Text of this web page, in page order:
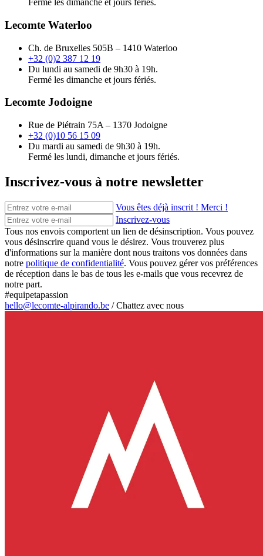
Fermé les dimanche et jours fériés.
Lecomte Waterloo
Ch. de Bruxelles 505B – 1410 Waterloo
+32 (0)2 387 12 19
Du lundi au samedi de 9h30 à 19h.
Fermé les dimanche et jours fériés.
Lecomte Jodoigne
Rue de Piétrain 75A – 1370 Jodoigne
+32 (0)10 56 15 09
Du mardi au samedi de 9h30 à 19h.
Fermé les lundi, dimanche et jours fériés.
Inscrivez-vous à notre newsletter
Vous êtes déjà inscrit ! Merci !
Inscrivez-vous
Tous nos envois comportent un lien de désinscription. Vous pouvez
vous désinscrire quand vous le désirez. Vous trouverez plus
d'informations sur la manière dont nous traitons vos données dans
notre politique de confidentialité. Vous pouvez gérer vos préférences
de réception dans le bas de tous les e-mails que vous recevrez de
notre part.
#equipetapassion
hello@lecomte-alpirando.be /Chattez avec nous